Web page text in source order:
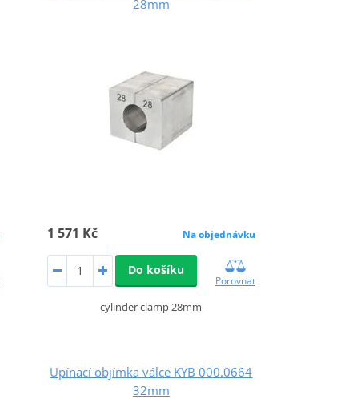
28mm
1 571 Kč Na objednávku
Do košíku
Porovnat
cylinder clamp 28mm
Upínací objímka válce KYB 000.0664
32mm